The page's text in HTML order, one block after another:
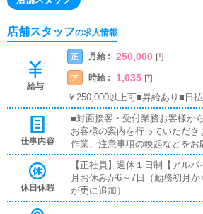
店舗スタッフの求人情報
給与
正 月給 : 250,000 円
ア 時給 : 1,035 円
￥250,000以上可■昇給あり■日
仕事内容
■対面接客・受付業務お客様か
お客様の案内を行っていただ
作業、注意事項の喚起などを
アルや、先輩スタッフに付い
覚えていただきますので、未
す。■企画の立案店舗イベント
を提案していただきます。【新
休日休暇
【正社員】週休１日制【アル
月お休みが6～7日（勤務初月
が更に追加）